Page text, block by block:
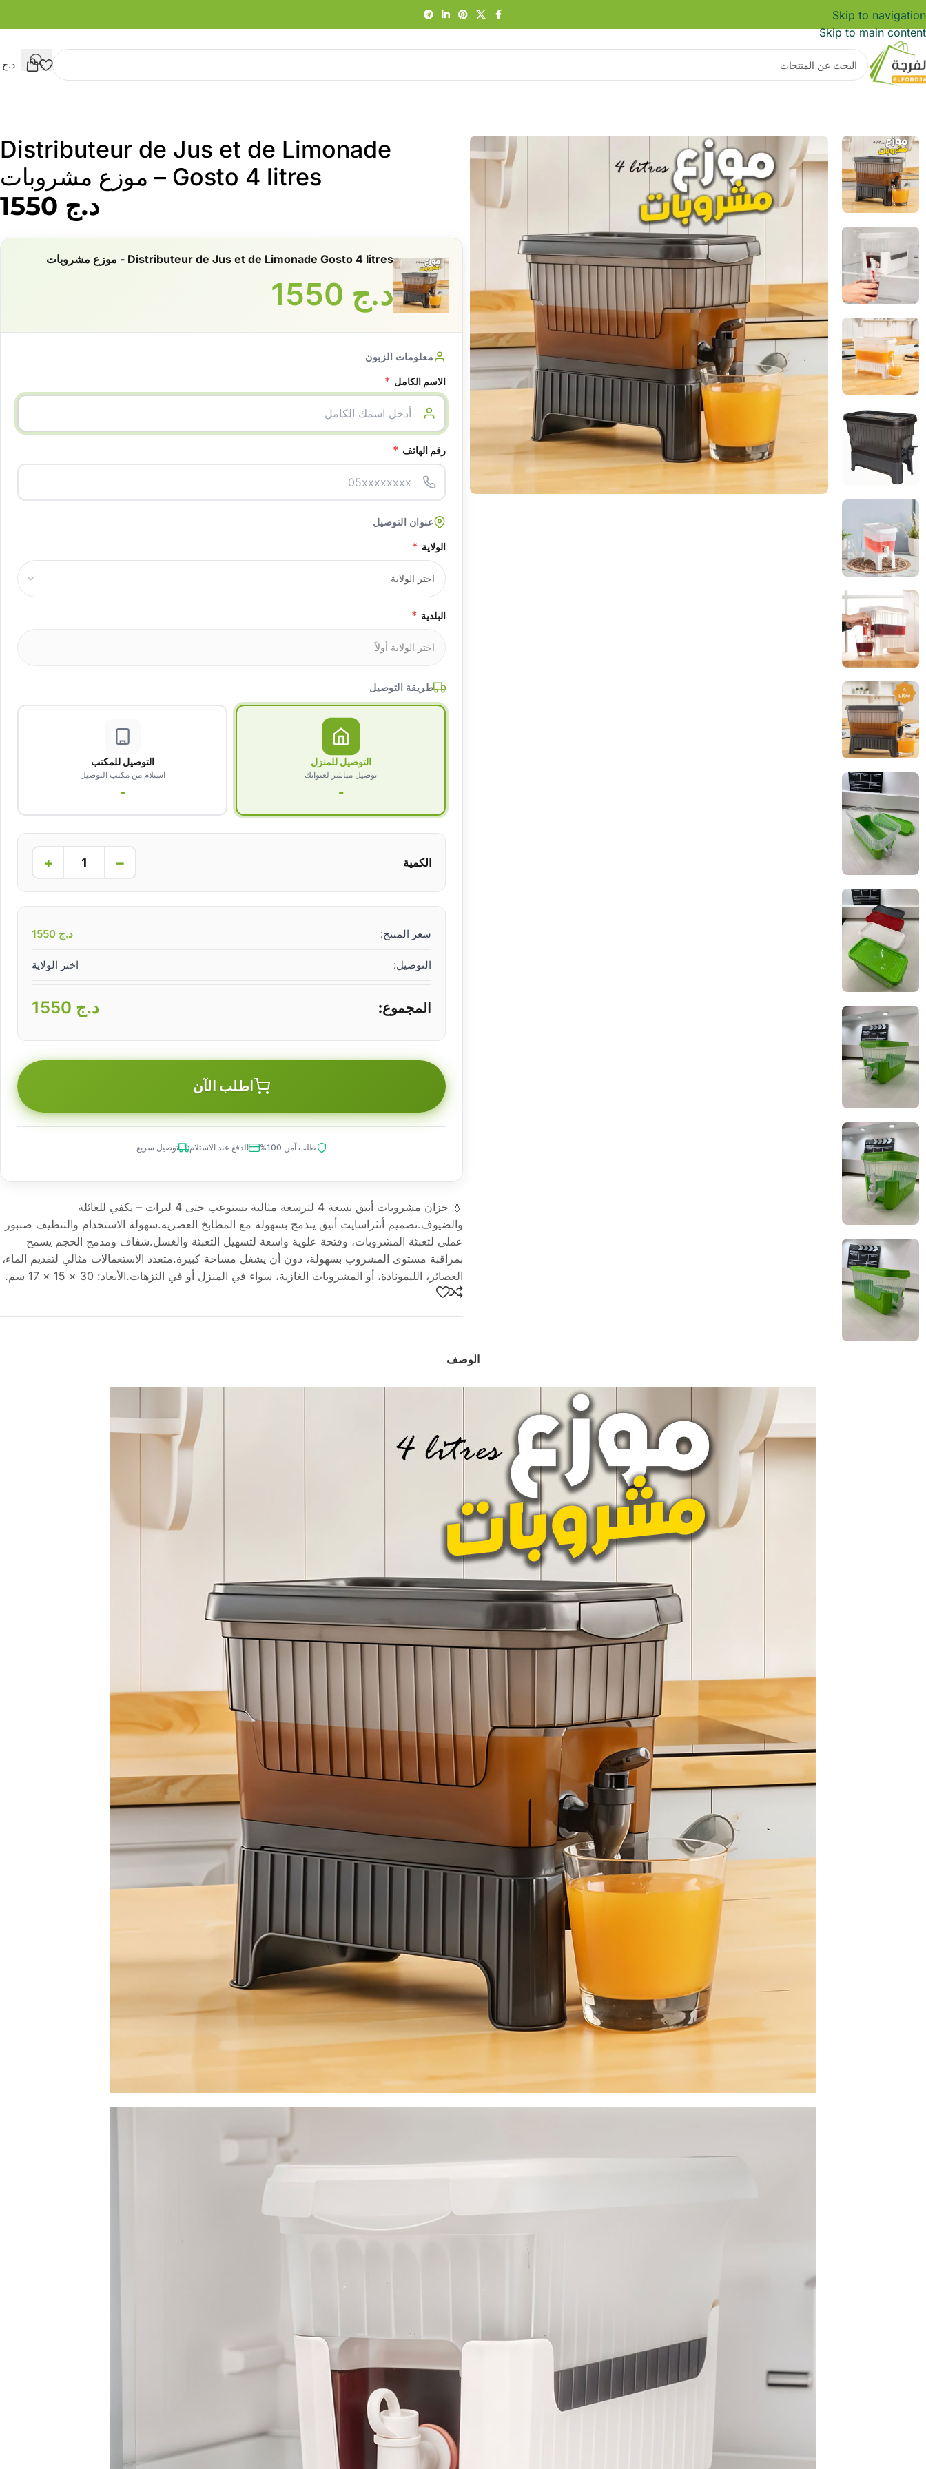
Skip to navigation
Skip to main content
د.ج
Distributeur de Jus et de Limonade
Gosto 4 litres – موزع مشروبات
د.ج
Distributeur de Jus et de Limonade Gosto 4 litres - موزع مشروبات
د.ج
معلومات الزبون
الاسم الكامل *
رقم الهاتف *
عنوان التوصيل
الولاية *
البلدية *
طريقة التوصيل
التوصيل للمنزل
توصيل مباشر لعنوانك
-
التوصيل للمكتب
استلام من مكتب التوصيل
-
الكمية −
+
سعر المنتج: د.ج
التوصيل: اختر الولاية
المجموع: د.ج
اطلب الآن
طلب آمن 100% الدفع عند الاستلام توصيل سريع
💧 خزان مشروبات أنيق بسعة 4 لترسعة مثالية يستوعب حتى 4 لترات – يكفي للعائلة
والضيوف.تصميم أنثراسايت أنيق يندمج بسهولة مع المطابخ العصرية.سهولة الاستخدام والتنظيف صنبور
عملي لتعبئة المشروبات، وفتحة علوية واسعة لتسهيل التعبئة والغسل.شفاف ومدمج الحجم يسمح
بمراقبة مستوى المشروب بسهولة، دون أن يشغل مساحة كبيرة.متعدد الاستعمالات مثالي لتقديم الماء،
العصائر، الليمونادة، أو المشروبات الغازية، سواء في المنزل أو في النزهات.الأبعاد: 30 × 15 × 17 سم.
الوصف